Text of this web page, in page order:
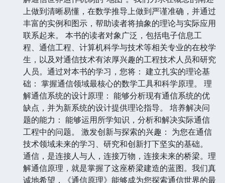
上做到清晰易懂，在数学推导上做到严谨准确，并通过
丰富的实例和图示，帮助读者将抽象的理论与实际应用
联系起来。 本书的读者对象广泛，包括电子信息工
程、通信工程、计算机科学与技术等相关专业的在校学
生，以及对通信技术有浓厚兴趣的工程技术人员和研究
人员。通过对本书的学习，您将： 建立扎实的理论基
础： 掌握通信领域最核心的数学工具和科学原理。 理
解通信系统的设计原理： 能够分析现有通信系统的优
缺点，并为新系统的设计提供理论指导。 培养解决问
题的能力： 能够运用所学知识，分析和解决实际通信
工程中的问题。 激发创新与探索的兴趣： 为您在通信
技术领域未来的学习、研究和创新打下坚实的基础。
通信，是连接人与人，连接万物，连接未来的桥梁。理
解通信原理，就是掌握了这座桥梁建造的蓝图。我们真
诚地希望，《通信原理》能够成为您探索通信世界的最